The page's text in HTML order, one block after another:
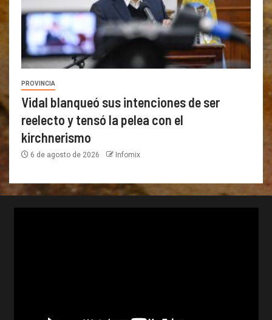
PROVINCIA
Vidal blanqueó sus intenciones de ser
reelecto y tensó la pelea con el
kirchnerismo
6 de agosto de 2026 Infomix